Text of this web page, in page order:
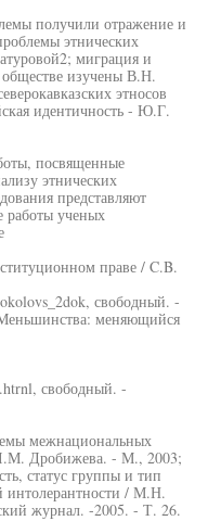
получили отражение и
этнических
миграция и
изучены В.Н.
этносов
идентичность - Ю.Г.
посвященные
этнических
представляют
работы ученых
праве / C.B.
свободный. -
меняющийся
свободный. -
межнациональных
Дробижева. - М., 2003;
статус группы и тип
интолерантности / М.Н.
журнал. -2005. - Т. 26.